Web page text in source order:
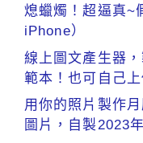
熄蠟燭！超逼真~
iPhone）
線上圖文產生器
範本！也可自己上
用你的照片製作
圖片，自製2023